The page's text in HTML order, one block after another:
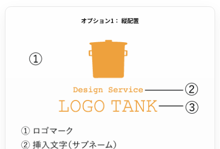
オプション1： 縦配置